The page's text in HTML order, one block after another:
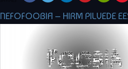
NEFOFOOBIA – HIRM PILVEDE